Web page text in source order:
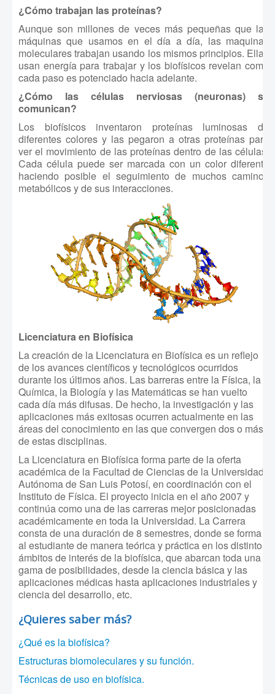
¿Cómo trabajan las proteínas?
Aunque son millones de veces más pequeñas que las
máquinas que usamos en el día a día, las maquinas
moleculares trabajan usando los mismos principios. Ellas
usan energía para trabajar y los biofísicos revelan como
cada paso es potenciado hacia adelante.
¿Cómo las células nerviosas (neuronas) se
comunican?
Los biofísicos inventaron proteínas luminosas de
diferentes colores y las pegaron a otras proteínas para
ver el movimiento de las proteínas dentro de las células.
Cada célula puede ser marcada con un color diferente
haciendo posible el seguimiento de muchos caminos
metabólicos y de sus interacciones.
Licenciatura en Biofísica
La creación de la Licenciatura en Biofísica es un reflejo
de los avances científicos y tecnológicos ocurridos
durante los últimos años. Las barreras entre la Física, la
Química, la Biología y las Matemáticas se han vuelto
cada día más difusas. De hecho, la investigación y las
aplicaciones más exitosas ocurren actualmente en las
áreas del conocimiento en las que convergen dos o más
de estas disciplinas.
La Licenciatura en Biofísica forma parte de la oferta
académica de la Facultad de Ciencias de la Universidad
Autónoma de San Luis Potosí, en coordinación con el
Instituto de Física. El proyecto inicia en el año 2007 y
continúa como una de las carreras mejor posicionadas
académicamente en toda la Universidad. La Carrera
consta de una duración de 8 semestres, donde se forma
al estudiante de manera teórica y práctica en los distinto
ámbitos de interés de la biofísica, que abarcan toda una
gama de posibilidades, desde la ciencia básica y las
aplicaciones médicas hasta aplicaciones industriales y
ciencia del desarrollo, etc.
¿Quieres saber más?
¿Qué es la biofísica?
Estructuras biomoleculares y su función.
Técnicas de uso en biofísica.